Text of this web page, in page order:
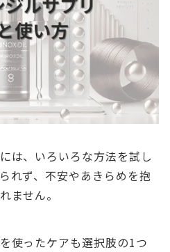
は、いろいろな方法を試し
れず、不安やあきらめを抱
ません。
使ったケアも選択肢の1つ